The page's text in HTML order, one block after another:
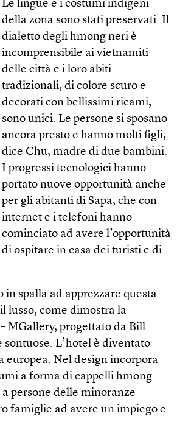
Le lingue e i costumi indigeni
della zona sono stati preservati. Il
dialetto degli hmong neri è
incomprensibile ai viet­namiti
delle città e i loro abiti
tradizionali, di colore scuro e
decorati con bellissimi ricami,
sono unici. Le persone si sposano
ancora presto e hanno molti figli,
dice Chu, madre di due bambini.
I progressi tecnologici hanno
portato nuove opportunità anche
per gli abitanti di Sapa, che con
internet e i telefoni hanno
cominciato ad avere l’opportunità
di ospitare in casa dei turisti e di
spalla ad apprezzare questa
lusso, come dimostra la
MGallery, progettato da Bill
L’hotel è diventato
europea. Nel design incorpora
a forma di cappelli hmong.
persone delle minoranze
famiglie ad avere un impiego e